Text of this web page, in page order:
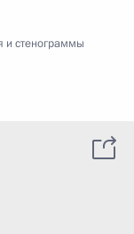
и стенограммы